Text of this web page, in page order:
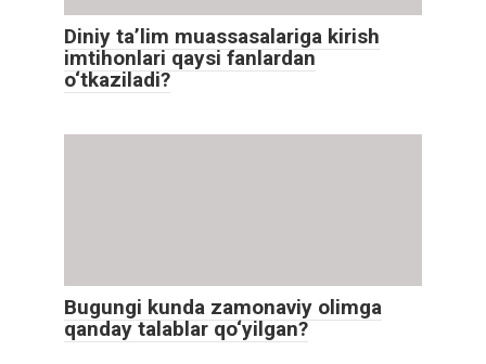
Diniy ta’lim muassasalariga kirish
imtihonlari qaysi fanlardan
o‘tkaziladi?
Bugungi kunda zamonaviy olimga
qanday talablar qo‘yilgan?